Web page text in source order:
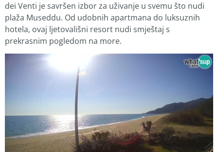
dei Venti je savršen izbor za uživanje u svemu što nudi
plaža Museddu. Od udobnih apartmana do luksuznih
hotela, ovaj ljetovališni resort nudi smještaj s
prekrasnim pogledom na more.